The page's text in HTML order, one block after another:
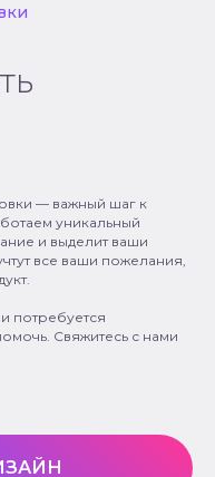
— важный шаг к
уникальный
и выделит ваши
все ваши пожелания,
потребуется
Свяжитесь с нами